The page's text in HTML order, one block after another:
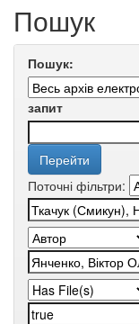
Пошук
Пошук:
запит
Поточні фільтри: